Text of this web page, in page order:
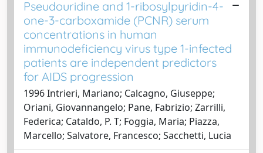
Pseudouridine and 1-ribosylpyridin-4-
one-3-carboxamide (PCNR) serum
concentrations in human
immunodeficiency virus type 1-infected
patients are independent predictors
for AIDS progression
1996 Intrieri, Mariano; Calcagno, Giuseppe;
Oriani, Giovannangelo; Pane, Fabrizio; Zarrilli,
Federica; Cataldo, P. T; Foggia, Maria; Piazza,
Marcello; Salvatore, Francesco; Sacchetti, Lucia